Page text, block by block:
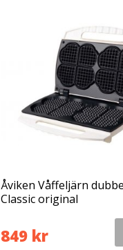
Åviken Våffeljärn
Classic original
849 kr